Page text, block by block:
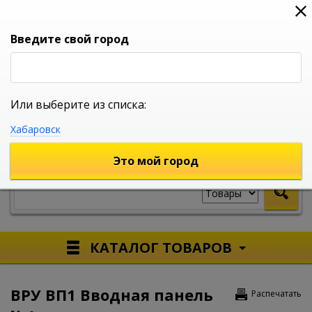
0
УНИВЕРСАЛЬНЫЙ ИНТЕРНЕТ МАГАЗИН
КАТАЛОГ ТОВАРОВ
Распечатать
ВРУ ВП1 Вводная панель
Введите свой город
Или выберите из списка:
Хабаровск
Это мой город